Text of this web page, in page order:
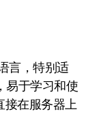
易于学习和使
接在服务器上